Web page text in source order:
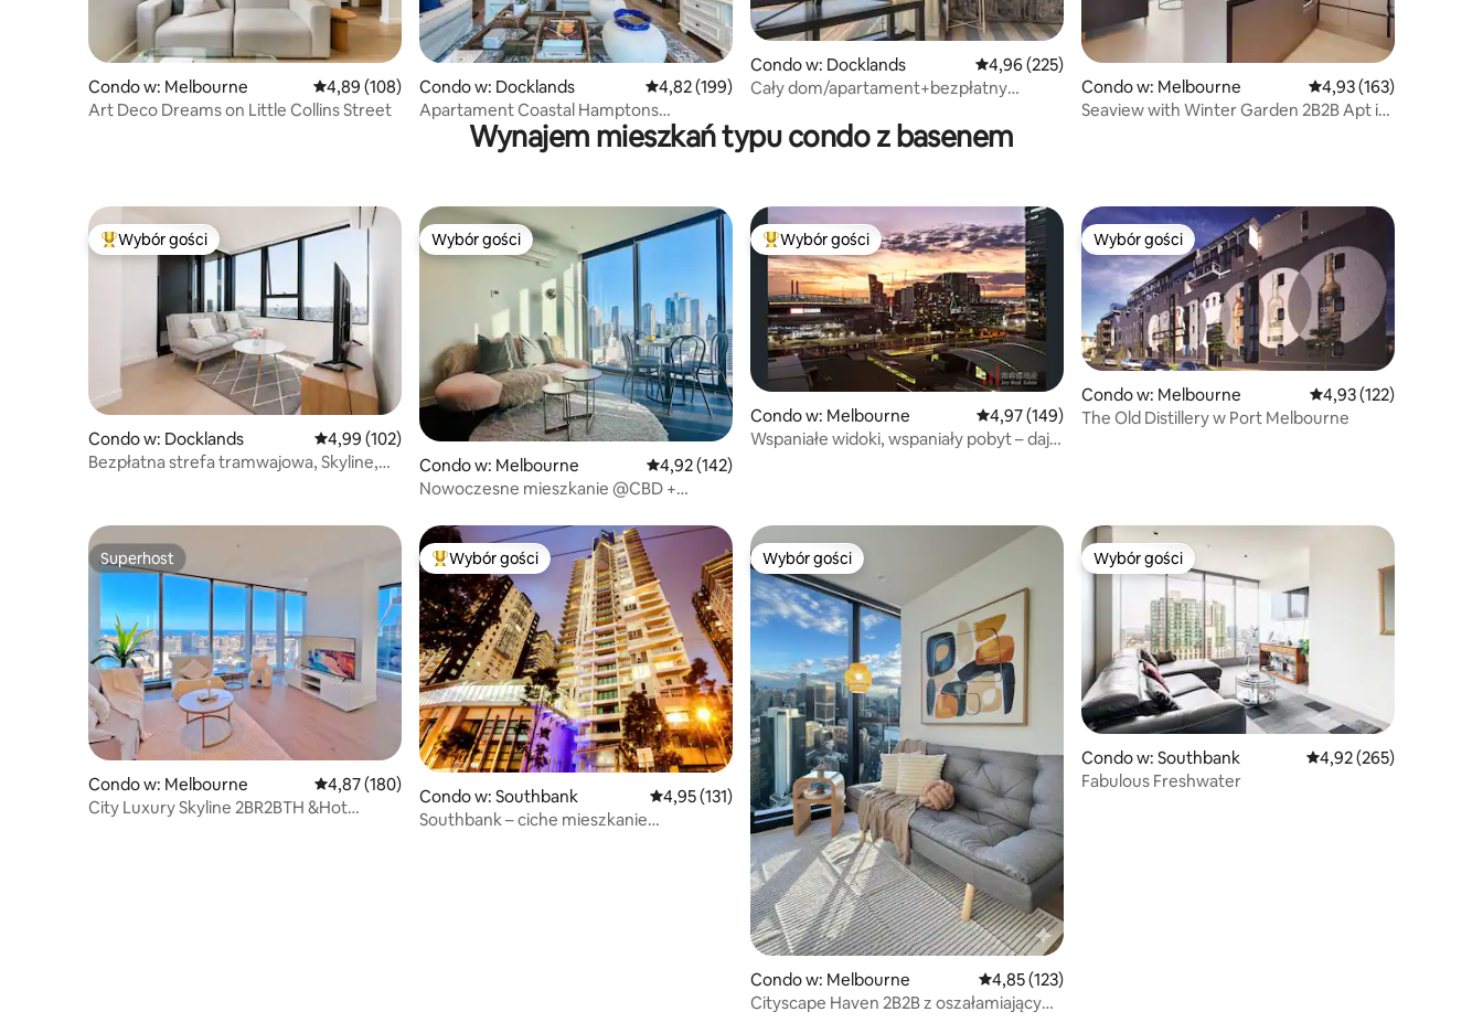
Condo w: Melbourne Średnia ocena: 4,89 na 5, liczba recenzji: 108
4,89 (108)
Art Deco Dreams on Little Collins Street
Condo w: Docklands Średnia ocena: 4,82 na 5, liczba recenzji: 199
4,82 (199)
Apartament Coastal Hamptons
z widokiem na przystań i miasto
Condo w: Docklands Średnia ocena: 4,96 na 5, liczba recenzji: 225
4,96 (225)
Cały dom/apartament+bezpłatny
Condo w: Melbourne Średnia ocena: 4,93
4,93 (163)
Seaview with Winter Garden 2B2B Apt in
Wynajem mieszkań typu condo z basenem
Najpopularniejsze z kategorii Wybór gości
Wybór gości
Condo w: Docklands Średnia ocena: 4,99 na 5, liczba recenzji: 102
4,99 (102)
Bezpłatna strefa tramwajowa, Skyline,
Wybór gości
Wybór gości
Condo w: Melbourne Średnia ocena: 4,92 na 5, liczba recenzji: 142
4,92 (142)
Nowoczesne mieszkanie @CBD +
Najpopularniejsze z kategorii Wybór gości
Wybór gości
Condo w: Melbourne Średnia ocena: 4,97 na 5, liczba recenzji: 149
4,97 (149)
Wspaniałe widoki, wspaniały pobyt – daj
Wybór gości
Wybór gości
Condo w: Melbourne Średnia ocena: 4,93
4,93 (122)
The Old Distillery w Port Melbourne
Superhost
Superhost
Condo w: Melbourne Średnia ocena: 4,87 na 5, liczba recenzji: 180
4,87 (180)
City Luxury Skyline 2BR2BTH &Hot
Najpopularniejsze z kategorii Wybór gości
Wybór gości
Condo w: Southbank Średnia ocena: 4,95 na 5, liczba recenzji: 131
4,95 (131)
Southbank – ciche mieszkanie
Wybór gości
Wybór gości
Condo w: Melbourne Średnia ocena: 4,85 na 5, liczba recenzji: 123
4,85 (123)
Cityscape Haven 2B2B z oszałamiającymi
Wybór gości
Wybór gości
Condo w: Southbank Średnia ocena: 4,92
4,92 (265)
Fabulous Freshwater